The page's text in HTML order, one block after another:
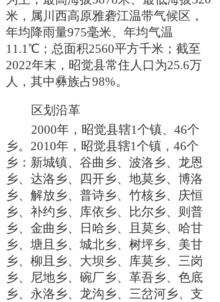
米，属川西高原雅砻江温带气候区，
年均降雨量975毫米、年均气温
11.1℃；总面积2560平方千米；截至
2022年末，昭觉县常住人口为25.6万
人，其中彝族占98%。
区划沿革
2000年，昭觉县辖1个镇、46个
乡。2010年，昭觉县辖1个镇，46个
乡：新城镇、谷曲乡、波洛乡、龙恩
乡、达洛乡、四开乡、地莫乡、博洛
乡、解放乡、普诗乡、竹核乡、庆恒
乡、补约乡、库依乡、比尔乡、则普
乡、金曲乡、日哈乡、且莫乡、哈甘
乡、塘且乡、城北乡、树坪乡、美甘
乡、柳且乡、大坝乡、库莫乡、三岗
乡、尼地乡、碗厂乡、革吾乡、色底
乡、永洛乡、龙沟乡、三岔河乡、支